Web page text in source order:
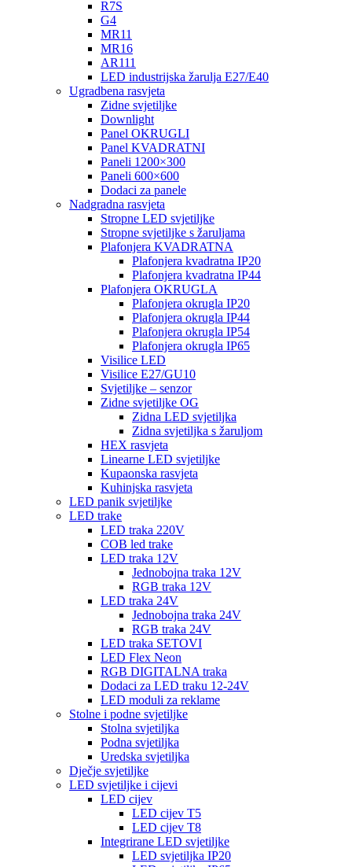
R7S
G4
MR11
MR16
AR111
LED industrijska žarulja E27/E40
Ugradbena rasvjeta
Zidne svjetiljke
Downlight
Panel OKRUGLI
Panel KVADRATNI
Paneli 1200×300
Paneli 600×600
Dodaci za panele
Nadgradna rasvjeta
Stropne LED svjetiljke
Stropne svjetiljke s žaruljama
Plafonjera KVADRATNA
Plafonjera kvadratna IP20
Plafonjera kvadratna IP44
Plafonjera OKRUGLA
Plafonjera okrugla IP20
Plafonjera okrugla IP44
Plafonjera okrugla IP54
Plafonjera okrugla IP65
Visilice LED
Visilice E27/GU10
Svjetiljke – senzor
Zidne svjetiljke OG
Zidna LED svjetiljka
Zidna svjetiljka s žaruljom
HEX rasvjeta
Linearne LED svjetiljke
Kupaonska rasvjeta
Kuhinjska rasvjeta
LED panik svjetiljke
LED trake
LED traka 220V
COB led trake
LED traka 12V
Jednobojna traka 12V
RGB traka 12V
LED traka 24V
Jednobojna traka 24V
RGB traka 24V
LED traka SETOVI
LED Flex Neon
RGB DIGITALNA traka
Dodaci za LED traku 12-24V
LED moduli za reklame
Stolne i podne svjetiljke
Stolna svjetiljka
Podna svjetiljka
Uredska svjetiljka
Dječje svjetiljke
LED svjetiljke i cijevi
LED cijev
LED cijev T5
LED cijev T8
Integrirane LED svjetiljke
LED svjetiljka IP20